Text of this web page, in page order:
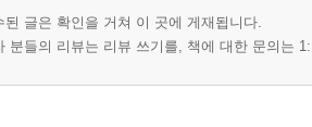
된 글은 확인을 거쳐 이 곳에 게재됩니다.
분들의 리뷰는 리뷰 쓰기를, 책에 대한 문의는